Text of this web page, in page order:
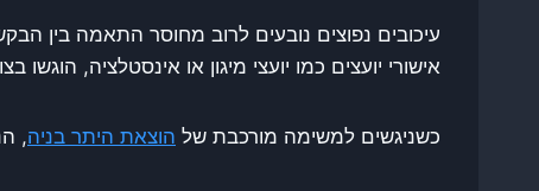
עיכובים נפוצים נובעים לרוב מחוסר התאמה בין
אישורי יועצים כמו יועצי מיגון או אינסטלציה,
כשניגשים למשימה מורכבת של הוצאת היתר בניה,